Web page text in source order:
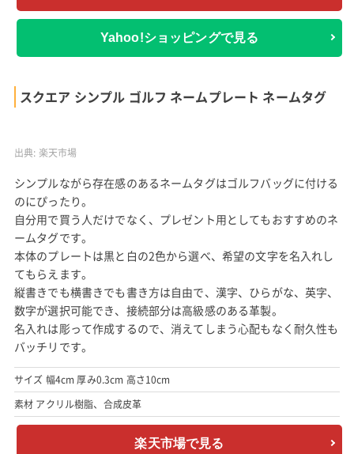
Yahoo!ショッピングで見る
スクエア シンプル ゴルフ ネームプレート ネームタグ
出典: 楽天市場
シンプルながら存在感のあるネームタグはゴルフバッグに付ける
のにぴったり。
自分用で買う人だけでなく、プレゼント用としてもおすすめのネ
ームタグです。
本体のプレートは黒と白の2色から選べ、希望の文字を名入れし
てもらえます。
縦書きでも横書きでも書き方は自由で、漢字、ひらがな、英字、
数字が選択可能でき、接続部分は高級感のある革製。
名入れは彫って作成するので、消えてしまう心配もなく耐久性も
バッチリです。
サイズ 幅4cm 厚み0.3cm 高さ10cm
素材 アクリル樹脂、合成皮革
楽天市場で見る